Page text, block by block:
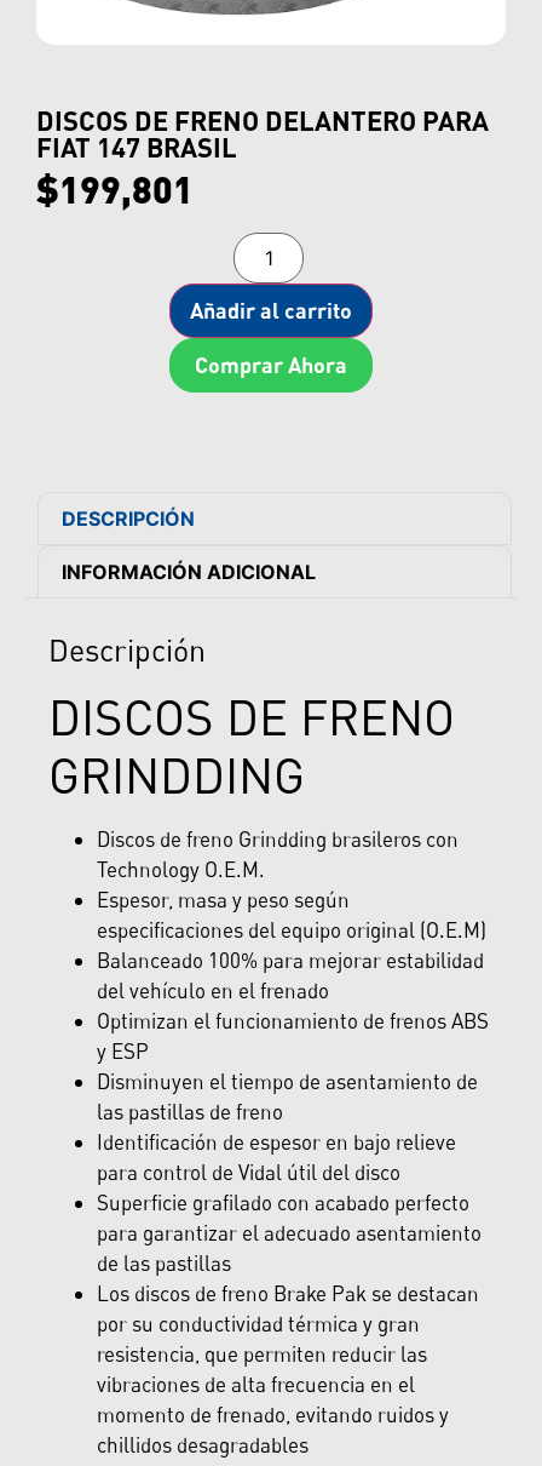
DISCOS DE FRENO DELANTERO PARA
FIAT 147 BRASIL
$199,801
Añadir al carrito
Comprar Ahora
DESCRIPCIÓN
INFORMACIÓN ADICIONAL
Descripción
DISCOS DE FRENO
GRINDDING
Discos de freno Grindding brasileros con
Technology O.E.M.
Espesor, masa y peso según
especificaciones del equipo original (O.E.M)
Balanceado 100% para mejorar estabilidad
del vehículo en el frenado
Optimizan el funcionamiento de frenos ABS
y ESP
Disminuyen el tiempo de asentamiento de
las pastillas de freno
Identificación de espesor en bajo relieve
para control de Vidal útil del disco
Superficie grafilado con acabado perfecto
para garantizar el adecuado asentamiento
de las pastillas
Los discos de freno Brake Pak se destacan
por su conductividad térmica y gran
resistencia, que permiten reducir las
vibraciones de alta frecuencia en el
momento de frenado, evitando ruidos y
chillidos desagradables